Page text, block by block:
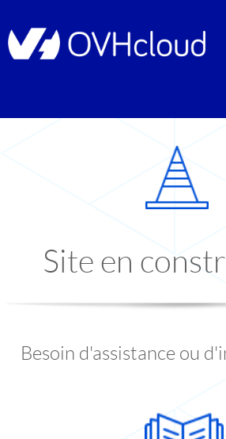
Site en
Besoin d'assistance ou